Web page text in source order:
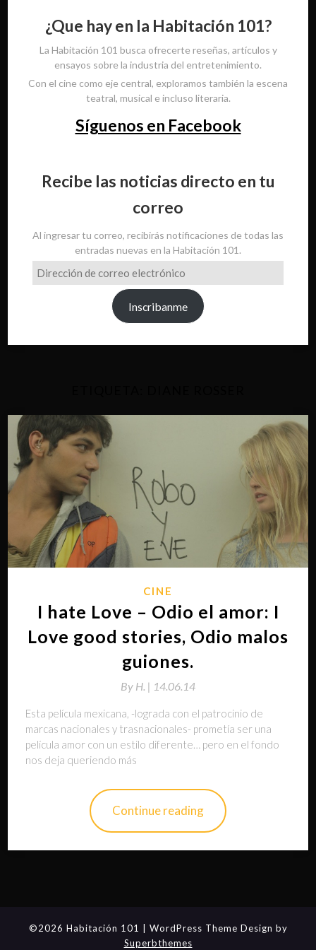
¿Que hay en la Habitación 101?
La Habitación 101 busca ofrecerte reseñas, artículos y
ensayos sobre la industria del entretenimiento.
Con el cine como eje central, exploramos también la escena
teatral, musical e incluso literaria.
Síguenos en Facebook
Recibe las noticias directo en tu
correo
Al ingresar tu correo, recibirás notificaciones de todas las
entradas nuevas en la Habitación 101.
Dirección
de
Inscribanme
CINE
I hate Love – Odio el amor: I
Love good stories, Odio malos
guiones.
By H. | 14.06.14
Esta película mexicana, -lograda con el patrocinio de
marcas nacionales y trasnacionales- prometía ser una
película amor con un estilo diferente… pero en el fondo
nos deja queriendo más
Continue reading
©2026 Habitación 101
| WordPress Theme Design by
Superbthemes